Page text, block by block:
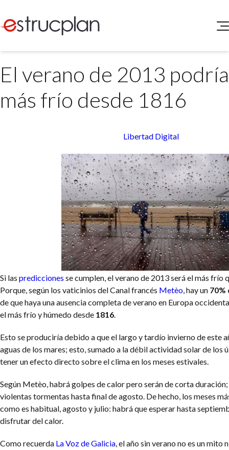
SERVICIOS
Medio Ambiente
INGRESAR
Matriz Premium
Matriz Profesional
El verano de 2013
más frío desde 1816
Libertad Digital
Si las predicciones se cumplen, el verano de 2013 será el más frío
Porque, según los vaticinios del Canal francés Metèo, hay un
de que haya una ausencia completa de verano en Europa
el más frío y húmedo desde 1816.
Esto se produciría debido a que el largo y tardío invierno de este
aguas de los mares; esto, sumado a la débil actividad solar de los
tener un efecto directo sobre el clima en los meses estivales.
Según Metèo, habrá golpes de calor pero serán de corta
violentas tormentas hasta final de agosto. De hecho, los meses
como es habitual, agosto y julio: habrá que esperar hasta
disfrutar del calor.
Como recuerda La Voz de Galicia, el año sin verano no es un mito